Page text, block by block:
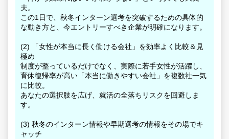
夫。
この1日で、秋冬インターン選考を突破するための具体的
な動き方と、今エントリーすべき企業が明確になります。
(2) 「女性が本当に長く働ける会社」を効率よく比較＆見
極め
制度が整っているだけでなく、実際に若手女性が活躍し、
育休復帰率が高い「本当に働きやすい会社」を複数社一気
に比較。
あなたの選択肢を広げ、就活の全落ちリスクを回避しま
す。
(3) 秋冬のインターン情報や早期選考の情報をその場でキ
ャッチ